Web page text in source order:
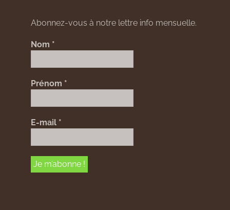
Abonnez-vous à notre lettre info mensuelle.
Nom *
Prénom *
E-mail *